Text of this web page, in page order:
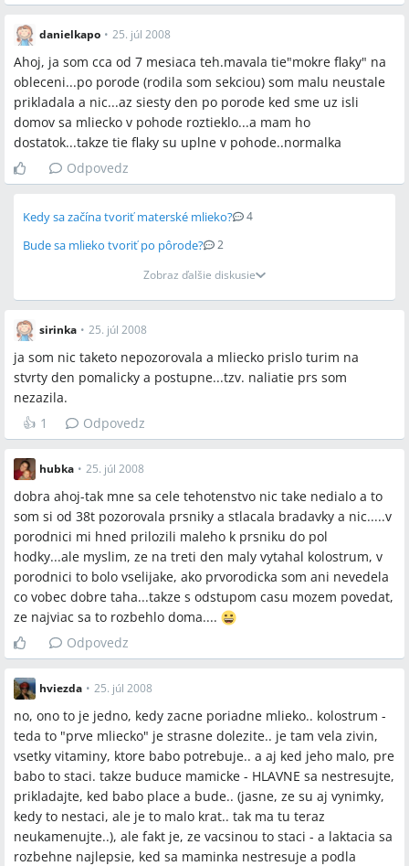
danielkapo • 25. júl 2008
Ahoj, ja som cca od 7 mesiaca teh.mavala tie"mokre flaky" na
obleceni...po porode (rodila som sekciou) som malu neustale
prikladala a nic...az siesty den po porode ked sme uz isli
domov sa mliecko v pohode roztieklo...a mam ho
dostatok...takze tie flaky su uplne v pohode..normalka
Odpovedz
Kedy sa začína tvoriť materské mlieko? 4
Bude sa mlieko tvoriť po pôrode?
2
Zobraz ďalšie diskusie
sirinka • 25. júl 2008
ja som nic taketo nepozorovala a mliecko prislo turim na
stvrty den pomalicky a postupne...tzv. naliatie prs som
nezazila.
👍 1 Odpovedz
hubka • 25. júl 2008
dobra ahoj-tak mne sa cele tehotenstvo nic take nedialo a to
som si od 38t pozorovala prsniky a stlacala bradavky a nic.....v
porodnici mi hned prilozili maleho k prsniku do pol
hodky...ale myslim, ze na treti den maly vytahal kolostrum, v
porodnici to bolo vselijake, ako prvorodicka som ani nevedela
co vobec dobre taha...takze s odstupom casu mozem povedat,
ze najviac sa to rozbehlo doma....
Odpovedz
hviezda • 25. júl 2008
no, ono to je jedno, kedy zacne poriadne mlieko.. kolostrum -
teda to "prve mliecko" je strasne dolezite.. je tam vela zivin,
vsetky vitaminy, ktore babo potrebuje.. a aj ked jeho malo, pre
babo to staci. takze buduce mamicke - HLAVNE sa nestresujte,
prikladajte, ked babo place a bude.. (jasne, ze su aj vynimky,
kedy to nestaci, ale je to malo krat.. tak ma tu teraz
neukamenujte..), ale fakt je, ze vacsinou to staci - a laktacia sa
rozbehne najlepsie, ked sa maminka nestresuje a podla